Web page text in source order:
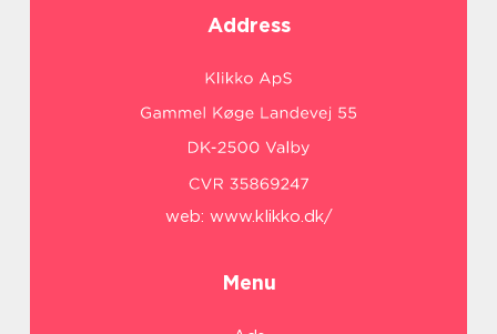
Address
web: www.klikko.dk/
Menu